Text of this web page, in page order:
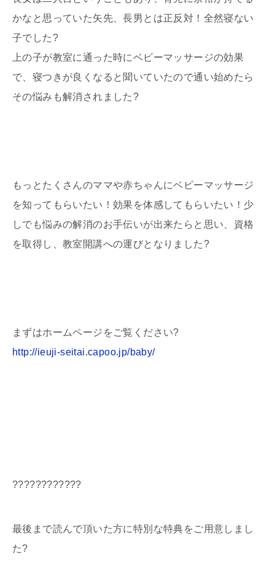
かなと思っていた矢先、長男とは正反対！全然寝ない
子でした?
上の子が教室に通った時にベビーマッサージの効果
で、寝つきが良くなると聞いていたので通い始めたら
その悩みも解消されました?
もっとたくさんのママや赤ちゃんにベビーマッサージ
を知ってもらいたい！効果を体感してもらいたい！少
しでも悩みの解消のお手伝いが出来たらと思い、資格
を取得し、教室開講への運びとなりました?
まずはホームページをご覧ください?
http://ieuji-seitai.capoo.jp/baby/
????????????
最後まで読んで頂いた方に特別な特典をご用意しまし
た?